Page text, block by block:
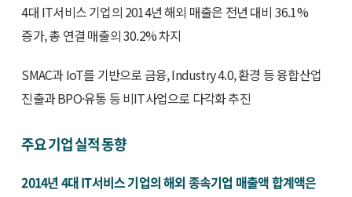
4대 IT서비스 기업의 2014년 해외 매출은 전년 대비 36.1%
증가, 총 연결 매출의 30.2% 차지
SMAC과 IoT를 기반으로 금융, Industry 4.0, 환경 등 융합산업
진출과 BPO·유통 등 비IT사업으로 다각화 추진
주요 기업 실적 동향
2014년 4대 IT서비스 기업의 해외 종속기업 매출액 합계액은